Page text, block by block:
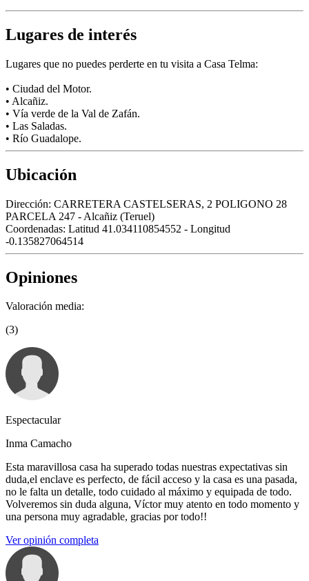
Lugares de interés
Lugares que no puedes perderte en tu visita a Casa Telma:
• Ciudad del Motor.
• Alcañiz.
• Vía verde de la Val de Zafán.
• Las Saladas.
• Río Guadalope.
Ubicación
Dirección: CARRETERA CASTELSERAS, 2 POLIGONO 28
PARCELA 247 - Alcañiz (Teruel)
Coordenadas: Latitud 41.034110854552 - Longitud
-0.135827064514
Opiniones
Valoración media:
(3)
Espectacular
Inma Camacho
Esta maravillosa casa ha superado todas nuestras expectativas sin
duda,el enclave es perfecto, de fácil acceso y la casa es una pasada,
no le falta un detalle, todo cuidado al máximo y equipada de todo.
Volveremos sin duda alguna, Víctor muy atento en todo momento y
una persona muy agradable, gracias por todo!!
Ver opinión completa